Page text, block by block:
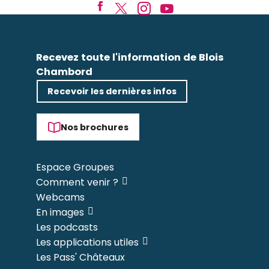
Recevez toute l'information de Blois
Chambord
Recevoir les dernières infos
Nos brochures
Espace Groupes
Comment venir ?
Webcams
En images
Les podcasts
Les applications utiles
Les Pass' Châteaux